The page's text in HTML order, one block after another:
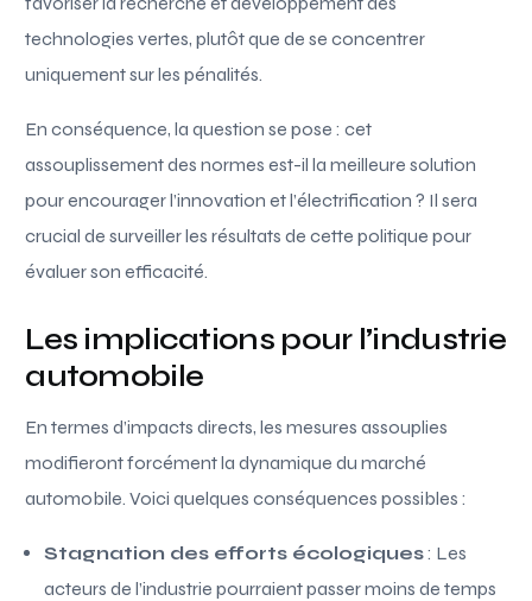
technologies vertes, plutôt que de se concentrer
uniquement sur les pénalités.
En conséquence, la question se pose : cet
assouplissement des normes est-il la meilleure solution
pour encourager l’innovation et l’électrification ? Il sera
crucial de surveiller les résultats de cette politique pour
évaluer son efficacité.
Les implications pour l’industrie
automobile
En termes d’impacts directs, les mesures assouplies
modifieront forcément la dynamique du marché
automobile. Voici quelques conséquences possibles :
Stagnation des efforts écologiques: Les
acteurs de l’industrie pourraient passer moins de temps